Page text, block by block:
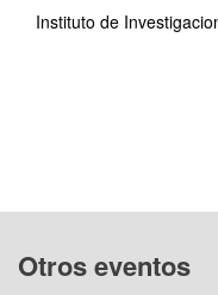
Instituto de
Otros eventos